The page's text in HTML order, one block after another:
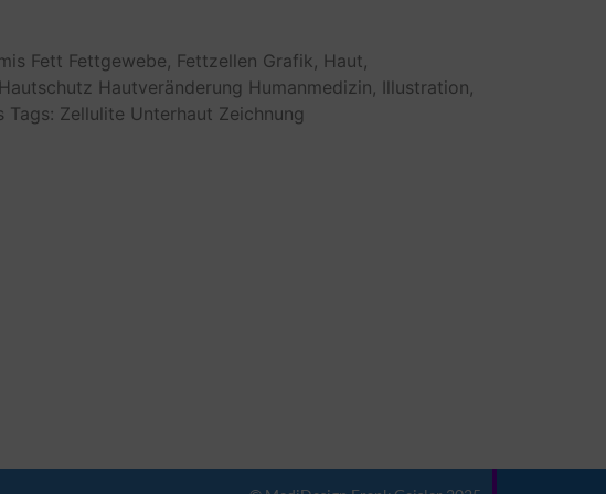
Fett Fettgewebe, Fettzellen Grafik, Haut,
Hautschutz Hautveränderung Humanmedizin, Illustration,
Tags: Zellulite Unterhaut Zeichnung